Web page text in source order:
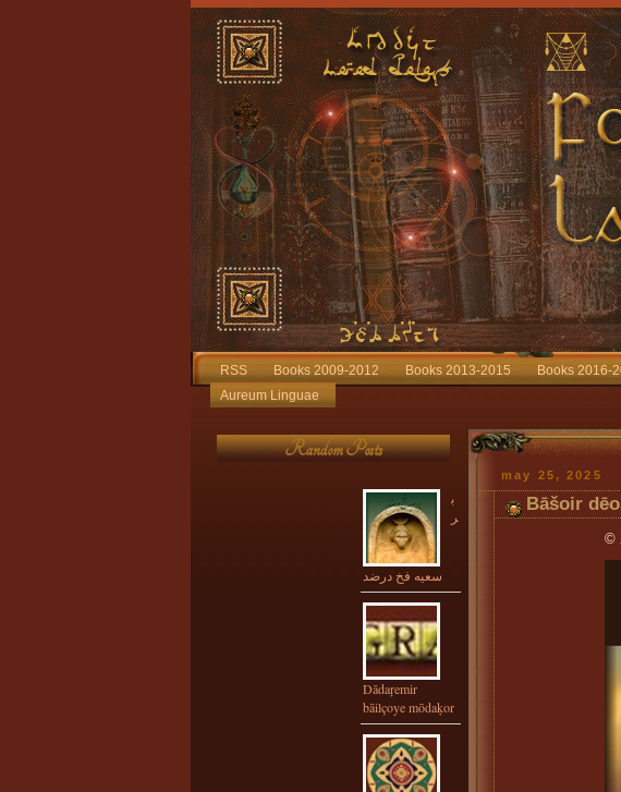
RSS Books 2009-2012 Books 2013-2015 Books 2016-
Aureum Linguae
Random Posts
ب
ر
سعيه فخ درضد
Dādaŗemir
bāilçoye mōdaķor
may 25, 2025
Bāšoir
©